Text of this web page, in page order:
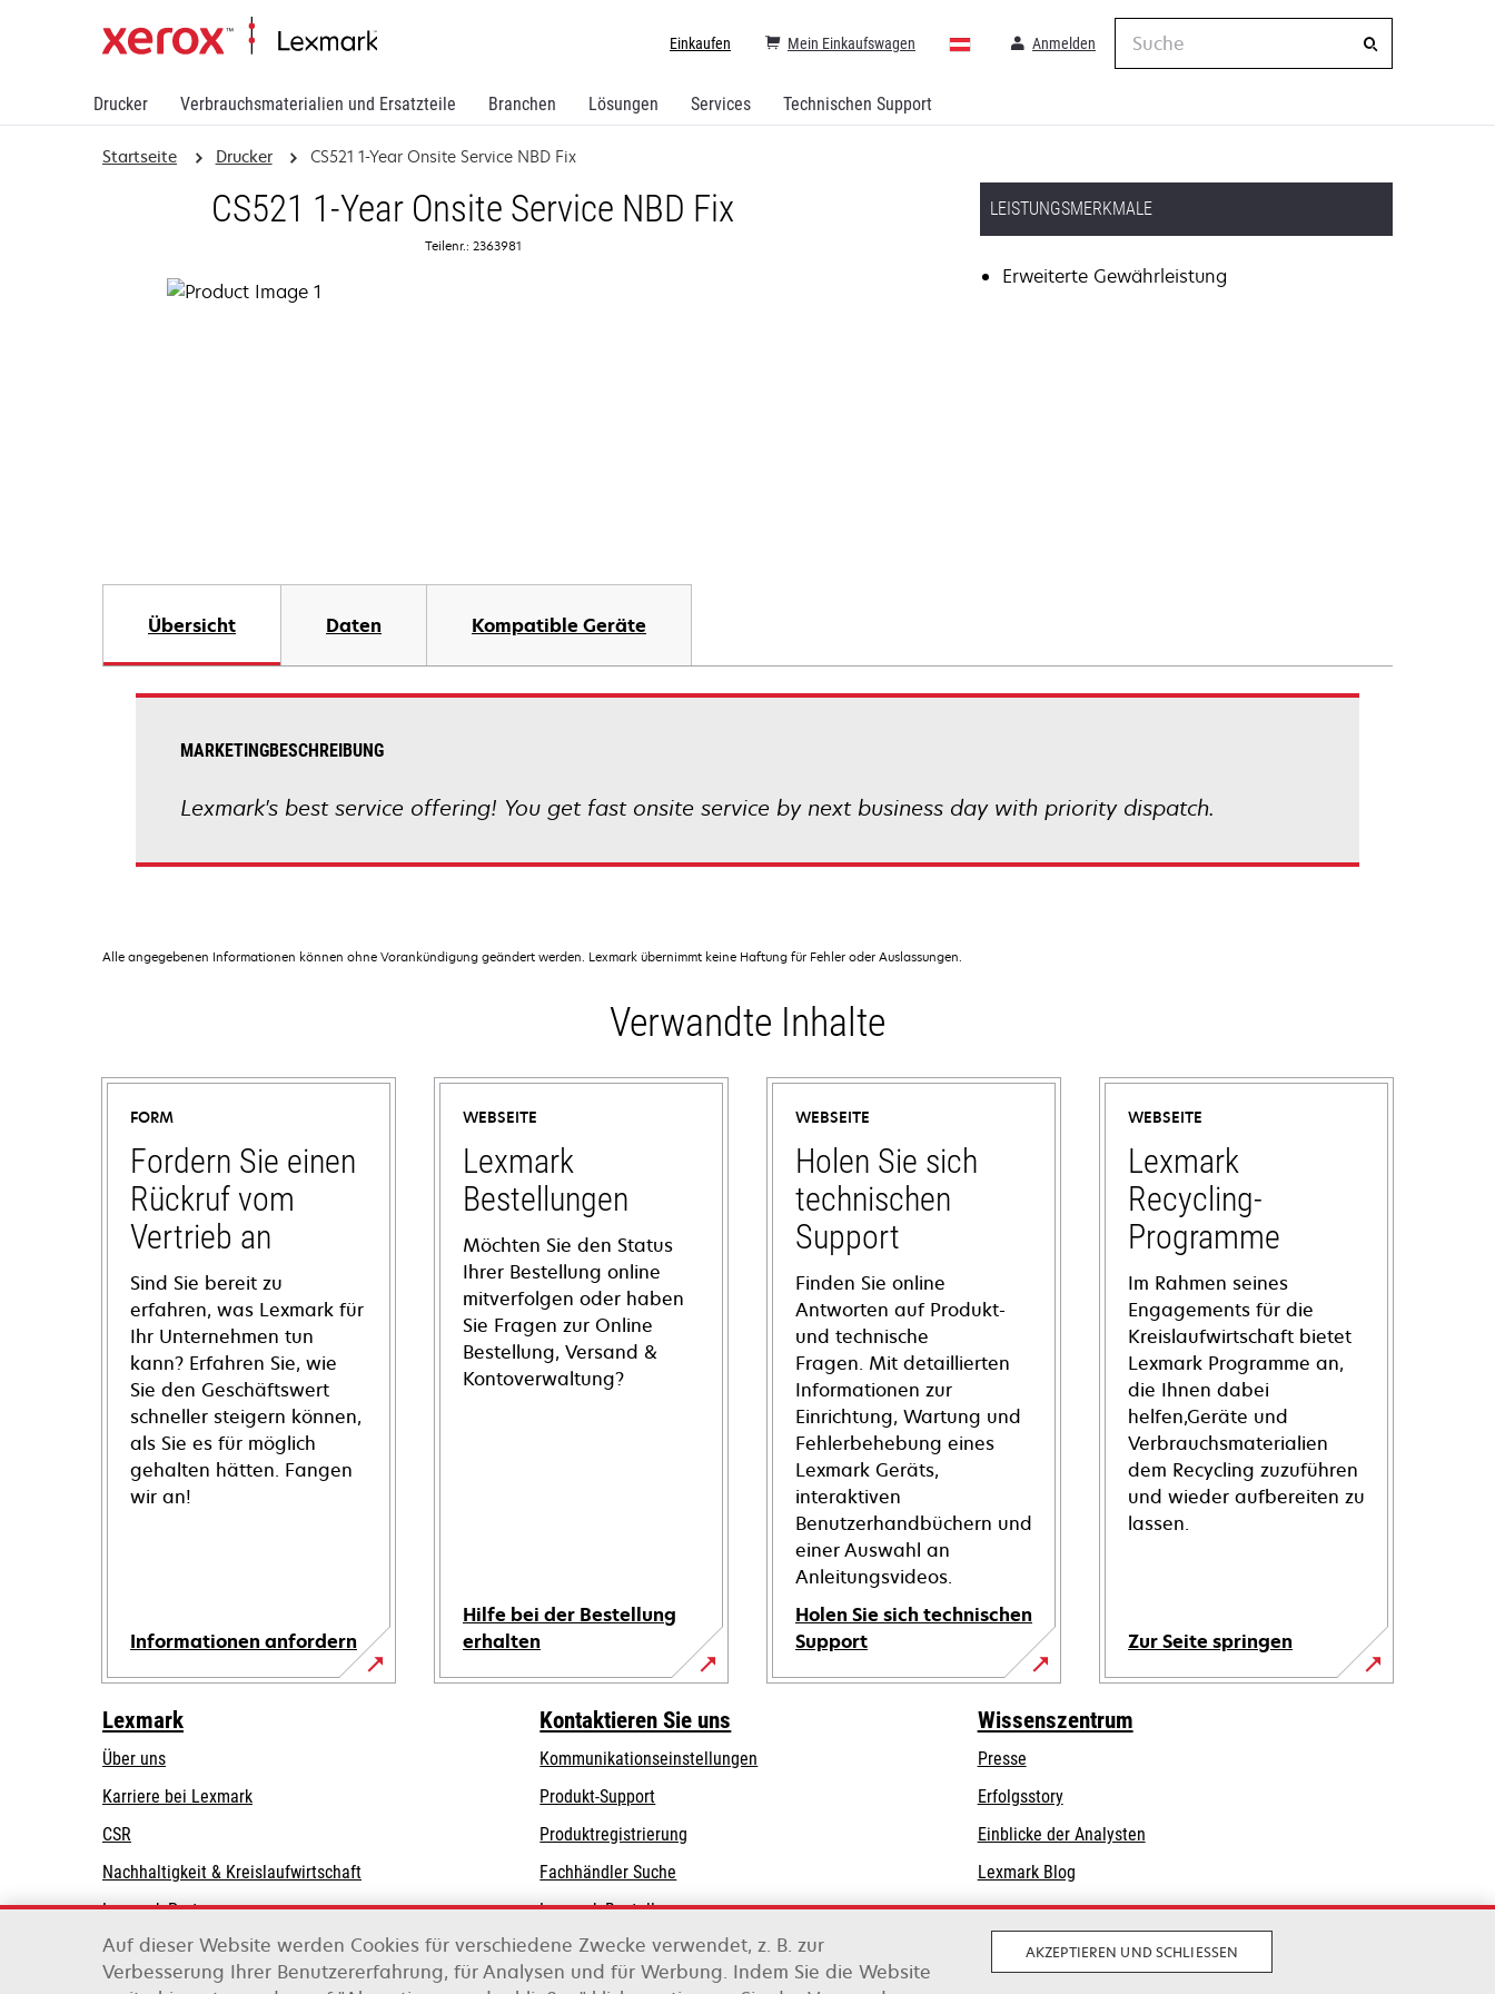
Drucker Verbrauchsmaterialien und Ersatzteile Branchen Lösungen Services Technischen Support
Einkaufen Anmelden
Mein Einkaufswagen
Suche
Startseite Drucker CS521 1-Year Onsite Service NBD Fix
CS521 1-Year Onsite Service NBD Fix
Teilenr.: 2363981
LEISTUNGSMERKMALE
Erweiterte Gewährleistung
Übersicht Daten Kompatible Geräte
MARKETINGBESCHREIBUNG
Lexmark's best service offering! You get fast onsite service by next business day with priority dispatch.
Alle angegebenen Informationen können ohne Vorankündigung geändert werden. Lexmark übernimmt keine Haftung für Fehler oder Auslassungen.
Verwandte Inhalte
FORM
Fordern Sie einen
Rückruf vom
Vertrieb an
Sind Sie bereit zu
erfahren, was Lexmark für
Ihr Unternehmen tun
kann? Erfahren Sie, wie
Sie den Geschäftswert
schneller steigern können,
als Sie es für möglich
gehalten hätten. Fangen
wir an!
Informationen anfordern
WEBSEITE
Lexmark
Bestellungen
Möchten Sie den Status
Ihrer Bestellung online
mitverfolgen oder haben
Sie Fragen zur Online
Bestellung, Versand &
Kontoverwaltung?
Hilfe bei der Bestellung
erhalten
WEBSEITE
Holen Sie sich
technischen
Support
Finden Sie online
Antworten auf Produkt-
und technische
Fragen. Mit detaillierten
Informationen zur
Einrichtung, Wartung und
Fehlerbehebung eines
Lexmark Geräts,
interaktiven
Benutzerhandbüchern und
einer Auswahl an
Anleitungsvideos.
Holen Sie sich technischen
Support
wird
WEBSEITE
Lexmark
Recycling-
Programme
Im Rahmen seines
Engagements für die
Kreislaufwirtschaft bietet
Lexmark Programme an,
die Ihnen dabei
helfen,Geräte und
Verbrauchsmaterialien
dem Recycling zuzuführen
und wieder aufbereiten zu
lassen.
Zur Seite springen
Lexmark
Über uns
Karriere bei Lexmark
CSR
Nachhaltigkeit & Kreislaufwirtschaft
Lexmark-Partner
Kontaktieren Sie uns
Kommunikationseinstellungen
wird
in
einer
neuen
Registerkarte
Produkt-Supportwird
einer
neuen
Registerkarte
Produktregistrierung
Fachhändler Suche
Lexmark Bestellungen
Lexmark Distributoren
Wissenszentrum
Presse
Erfolgsstory
Einblicke der Analysten
Lexmark Blog
Auf dieser Website werden Cookies für verschiedene Zwecke verwendet, z. B. zur
Verbesserung Ihrer Benutzererfahrung, für Analysen und für Werbung. Indem Sie die Website
AKZEPTIEREN UND SCHLIESSEN